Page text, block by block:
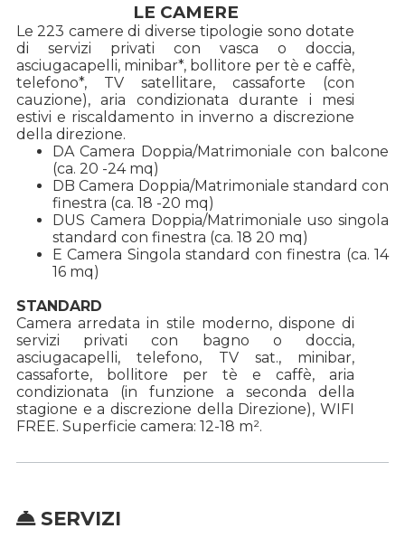
LE CAMERE
Le 223 camere di diverse tipologie sono dotate
di servizi privati con vasca o doccia,
asciugacapelli, minibar*, bollitore per tè e caffè,
telefono*, TV satellitare, cassaforte (con
cauzione), aria condizionata durante i mesi
estivi e riscaldamento in inverno a discrezione
della direzione.
DA Camera Doppia/Matrimoniale con balcone
(ca. 20 -24 mq)
DB Camera Doppia/Matrimoniale standard con
finestra (ca. 18 -20 mq)
DUS Camera Doppia/Matrimoniale uso singola
standard con finestra (ca. 18 20 mq)
E Camera Singola standard con finestra (ca. 14
16 mq)
STANDARD
Camera arredata in stile moderno, dispone di
servizi privati con bagno o doccia,
asciugacapelli, telefono, TV sat., minibar,
cassaforte, bollitore per tè e caffè, aria
condizionata (in funzione a seconda della
stagione e a discrezione della Direzione), WIFI
FREE. Superficie camera: 12-18 m².
SERVIZI